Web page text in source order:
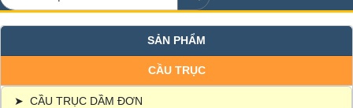
SẢN PHẨM
CẦU TRỤC
➤ CẦU TRỤC DẦM ĐƠN